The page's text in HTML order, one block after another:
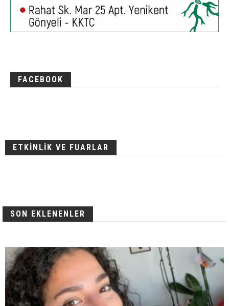
FACEBOOK
ETKİNLİK VE FUARLAR
SON EKLENENLER